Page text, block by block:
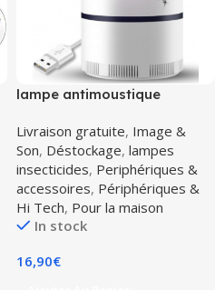
lampe antimoustique
moustique silencieuse usb
Livraison gratuite, Image &
Son, Déstockage, lampes
insecticides, Periphériques &
accessoires, Périphériques &
Hi Tech, Pour la maison
In stock
16,90€